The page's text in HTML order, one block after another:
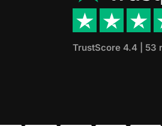
TrustScore 4.4 | 53